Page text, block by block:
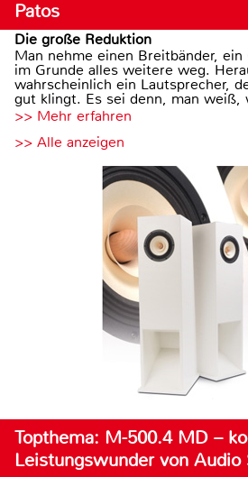
Patos
Die große Reduktion
Man nehme einen Breitbänder, ein
im Grunde alles weitere weg.
wahrscheinlich ein Lautsprecher,
gut klingt. Es sei denn, man weiß,
>> Mehr erfahren
>> Alle anzeigen
Topthema: M-500.4 MD –
Leistungswunder von Audio